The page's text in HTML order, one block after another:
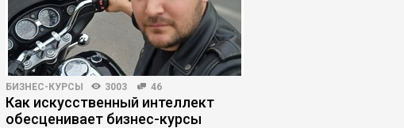
БИЗНЕС-КУРСЫ 3003 46
Как искусственный интеллект
обесценивает бизнес-курсы